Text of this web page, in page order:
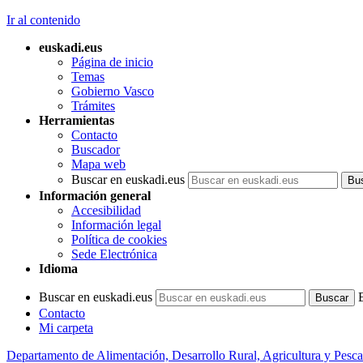
Ir al contenido
euskadi.eus
Página de inicio
Temas
Gobierno Vasco
Trámites
Herramientas
Contacto
Buscador
Mapa web
Buscar en euskadi.eus
Información general
Accesibilidad
Información legal
Política de cookies
Sede Electrónica
Idioma
Buscar en euskadi.eus
Contacto
Mi carpeta
Departamento de Alimentación, Desarrollo Rural, Agricultura y Pesca